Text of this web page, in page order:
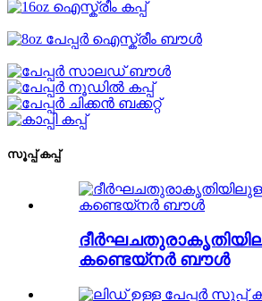
സൂപ്പ് കപ്പ്
കണ്ടെയ്നർ ബൗൾ